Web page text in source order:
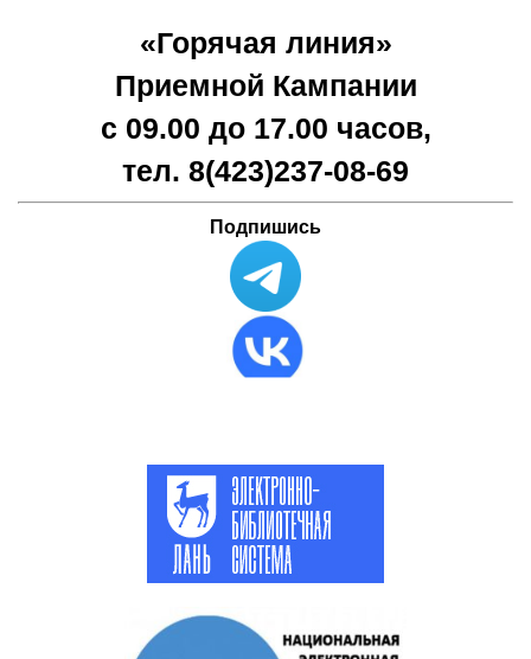
«Горячая линия»
Приемной Кампании
с 09.00 до 17.00 часов,
тел. 8(423)237-08-69
Подпишись